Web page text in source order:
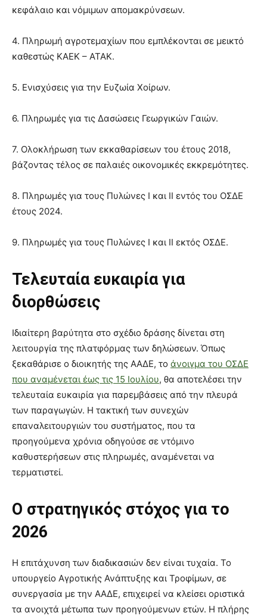
κεφάλαιο και νόμιμων απομακρύνσεων.
4. Πληρωμή αγροτεμαχίων που εμπλέκονται σε μεικτό
καθεστώς ΚΑΕΚ – ΑΤΑΚ.
5. Ενισχύσεις για την Ευζωία Χοίρων.
6. Πληρωμές για τις Δασώσεις Γεωργικών Γαιών.
7. Ολοκλήρωση των εκκαθαρίσεων του έτους 2018,
βάζοντας τέλος σε παλαιές οικονομικές εκκρεμότητες.
8. Πληρωμές για τους Πυλώνες Ι και ΙΙ εντός του ΟΣΔΕ
έτους 2024.
9. Πληρωμές για τους Πυλώνες Ι και ΙΙ εκτός ΟΣΔΕ.
Τελευταία ευκαιρία για
διορθώσεις
Ιδιαίτερη βαρύτητα στο σχέδιο δράσης δίνεται στη
λειτουργία της πλατφόρμας των δηλώσεων. Όπως
ξεκαθάρισε ο διοικητής της ΑΑΔΕ, το άνοιγμα του ΟΣΔΕ
που αναμένεται έως τις 15 Ιουλίου, θα αποτελέσει την
τελευταία ευκαιρία για παρεμβάσεις από την πλευρά
των παραγωγών. Η τακτική των συνεχών
επαναλειτουργιών του συστήματος, που τα
προηγούμενα χρόνια οδηγούσε σε ντόμινο
καθυστερήσεων στις πληρωμές, αναμένεται να
τερματιστεί.
Ο στρατηγικός στόχος για το
2026
Η επιτάχυνση των διαδικασιών δεν είναι τυχαία. Το
υπουργείο Αγροτικής Ανάπτυξης και Τροφίμων, σε
συνεργασία με την ΑΑΔΕ, επιχειρεί να κλείσει οριστικά
τα ανοιχτά μέτωπα των προηγούμενων ετών. Η πλήρης